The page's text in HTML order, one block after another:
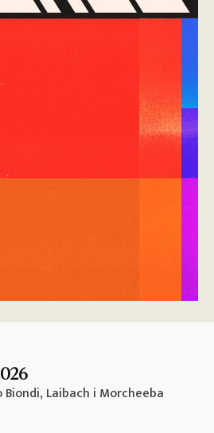
Laibach i Morcheeba